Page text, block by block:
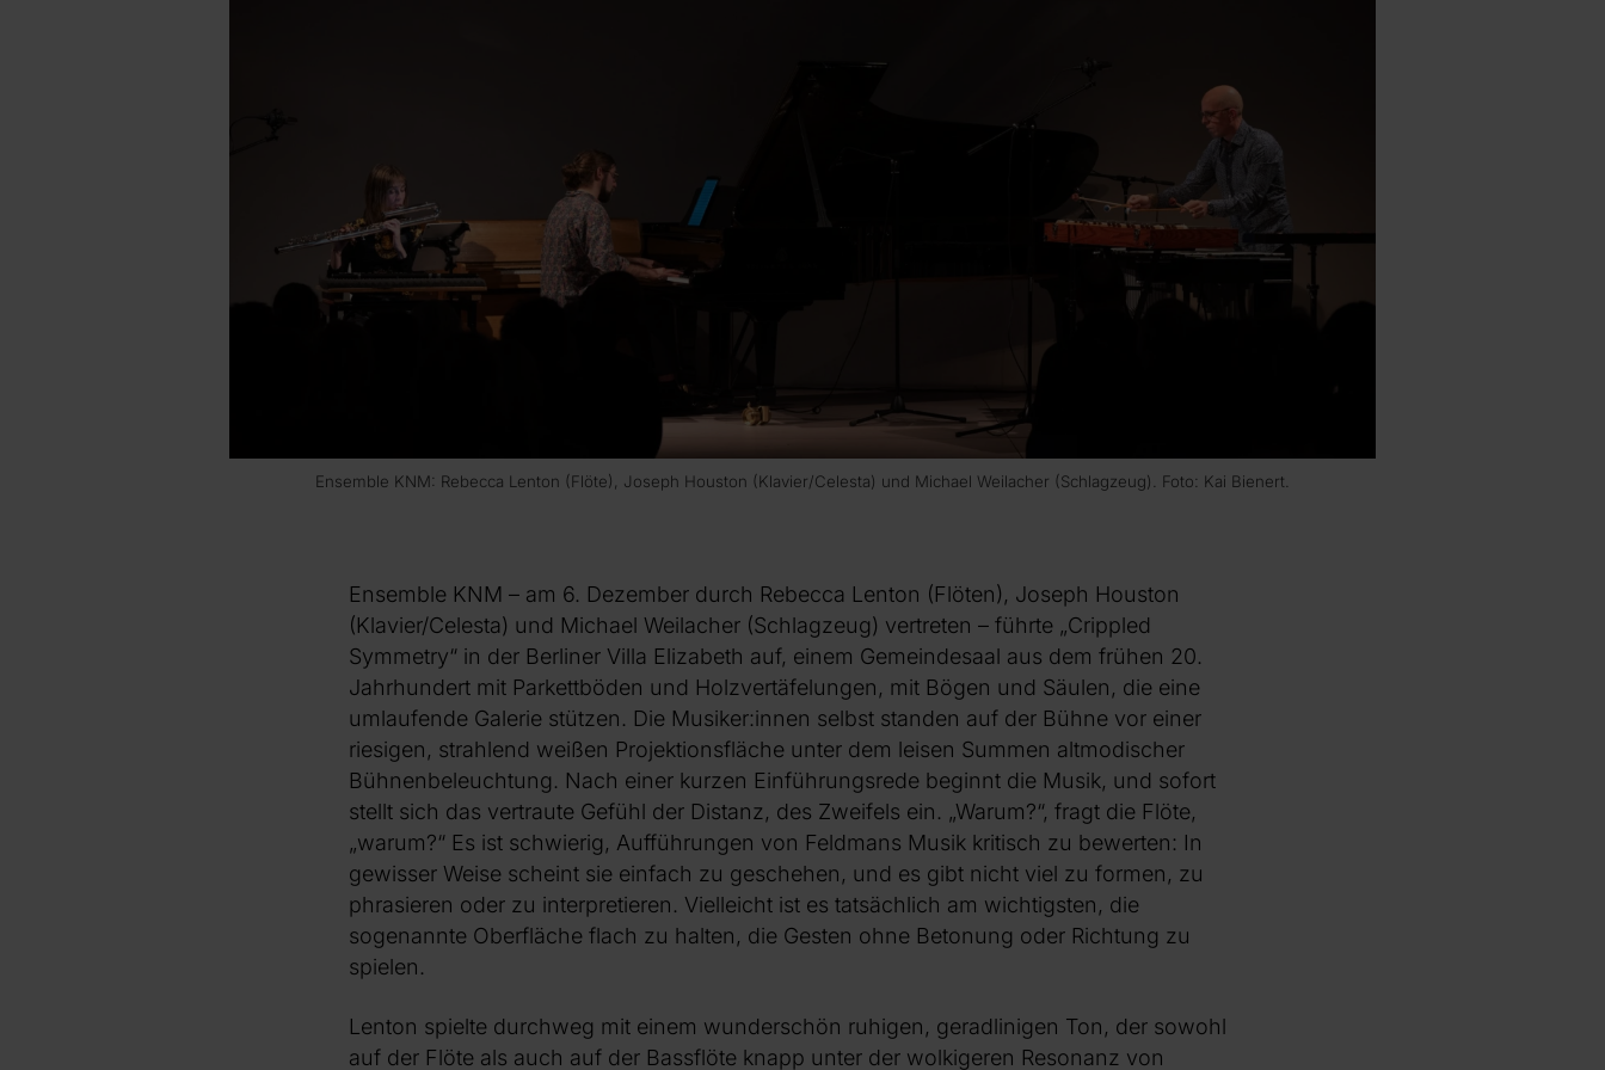
Ensemble KNM: Rebecca Lenton (Flöte), Joseph Houston (Klavier/Celesta) und Michael Weilacher (Schlagzeug). Foto: Kai Bienert.
Ensemble KNM – am 6. Dezember durch Rebecca Lenton (Flöten), Joseph Houston
(Klavier/Celesta) und Michael Weilacher (Schlagzeug) vertreten – führte „Crippled
Symmetry“ in der Berliner Villa Elizabeth auf, einem Gemeindesaal aus dem frühen 20.
Jahrhundert mit Parkettböden und Holzvertäfelungen, mit Bögen und Säulen, die eine
umlaufende Galerie stützen. Die Musiker:innen selbst standen auf der Bühne vor einer
riesigen, strahlend weißen Projektionsfläche unter dem leisen Summen altmodischer
Bühnenbeleuchtung. Nach einer kurzen Einführungsrede beginnt die Musik, und sofort
stellt sich das vertraute Gefühl der Distanz, des Zweifels ein. „Warum?“, fragt die Flöte,
„warum?“ Es ist schwierig, Aufführungen von Feldmans Musik kritisch zu bewerten: In
gewisser Weise scheint sie einfach zu geschehen, und es gibt nicht viel zu formen, zu
phrasieren oder zu interpretieren. Vielleicht ist es tatsächlich am wichtigsten, die
sogenannte Oberfläche flach zu halten, die Gesten ohne Betonung oder Richtung zu
spielen.
Lenton spielte durchweg mit einem wunderschön ruhigen, geradlinigen Ton, der sowohl
auf der Flöte als auch auf der Bassflöte knapp unter der wolkigeren Resonanz von